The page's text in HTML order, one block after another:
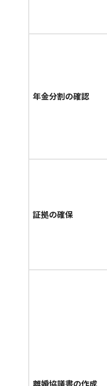
年金分割の確認
証拠の確保